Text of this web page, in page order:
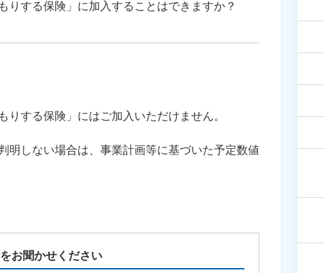
りする保険」に加入することはできますか？
する保険」にはご加入いただけません。
明しない場合は、事業計画等に基づいた予定数値
お聞かせください